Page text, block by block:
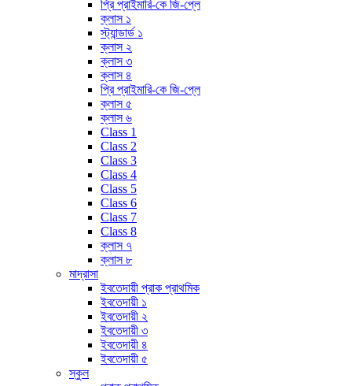
প্রি প্রাইমারি-কে জি-প্লে
ক্লাস ১
স্ট্যান্ডার্ড ১
ক্লাস ২
ক্লাস ৩
ক্লাস ৪
প্রি প্রাইমারি-কে জি-প্লে
ক্লাস ৫
ক্লাস ৬
Class 1
Class 2
Class 3
Class 4
Class 5
Class 6
Class 7
Class 8
ক্লাস ৭
ক্লাস ৮
মাদ্রাসা
ইবতেদায়ী প্রাক প্রাথমিক
ইবতেদায়ী ১
ইবতেদায়ী ২
ইবতেদায়ী ৩
ইবতেদায়ী ৪
ইবতেদায়ী ৫
স্কুল